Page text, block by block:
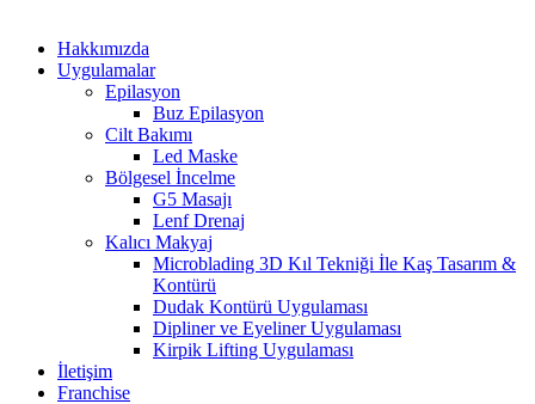
Hakkımızda
Uygulamalar
Epilasyon
Buz Epilasyon
Cilt Bakımı
Led Maske
Bölgesel İncelme
G5 Masajı
Lenf Drenaj
Kalıcı Makyaj
Microblading 3D Kıl Tekniği İle Kaş Tasarım &
Kontürü
Dudak Kontürü Uygulaması
Dipliner ve Eyeliner Uygulaması
Kirpik Lifting Uygulaması
İletişim
Franchise